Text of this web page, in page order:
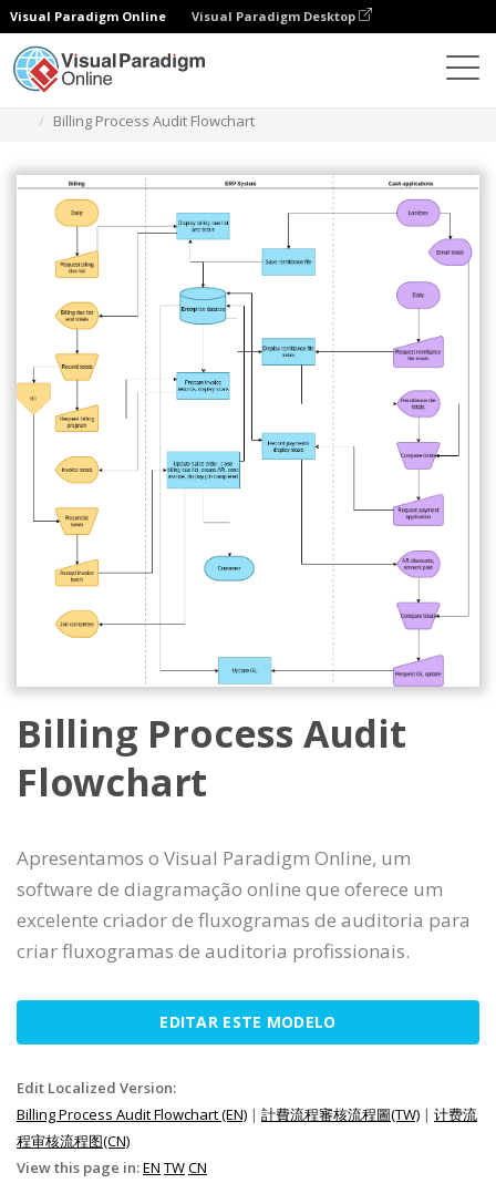
Visual Paradigm Online Visual Paradigm Desktop
Billing Process Audit Flowchart
Billing Process Audit
Flowchart
Apresentamos o Visual Paradigm Online, um
software de diagramação online que oferece um
excelente criador de fluxogramas de auditoria para
criar fluxogramas de auditoria profissionais.
EDITAR ESTE MODELO
Edit Localized Version:
Billing Process Audit Flowchart (EN) | 計費流程審核流程圖(TW) | 计费流
程审核流程图(CN)
View this page in:EN TWCN